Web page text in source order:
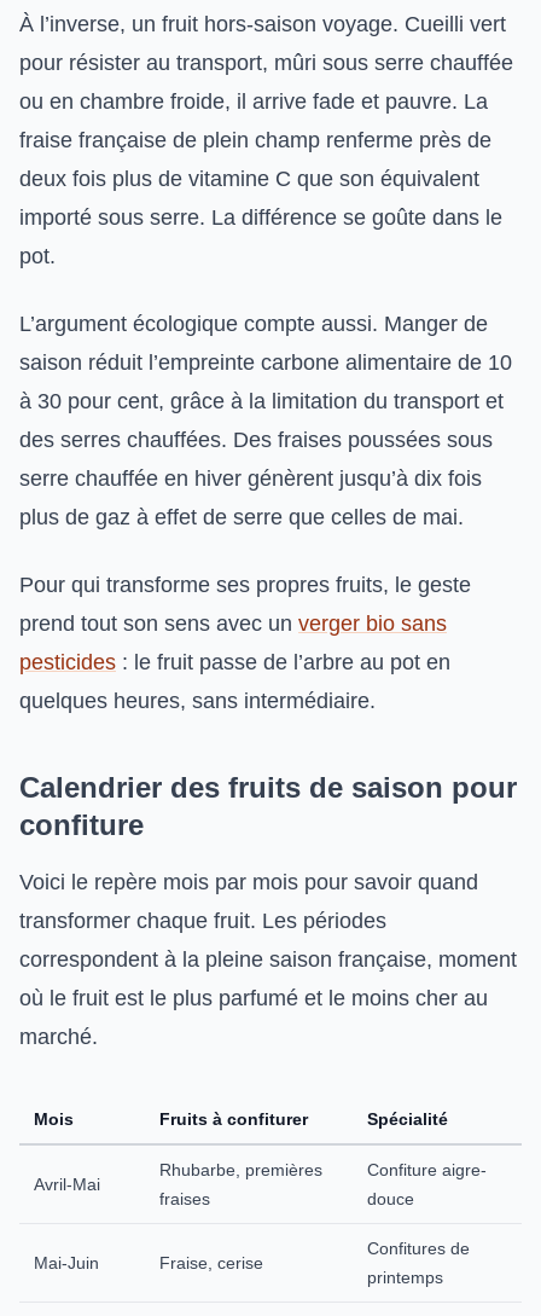
À l’inverse, un fruit hors-saison voyage. Cueilli vert
pour résister au transport, mûri sous serre chauffée
ou en chambre froide, il arrive fade et pauvre. La
fraise française de plein champ renferme près de
deux fois plus de vitamine C que son équivalent
importé sous serre. La différence se goûte dans le
pot.
L’argument écologique compte aussi. Manger de
saison réduit l’empreinte carbone alimentaire de 10
à 30 pour cent, grâce à la limitation du transport et
des serres chauffées. Des fraises poussées sous
serre chauffée en hiver génèrent jusqu’à dix fois
plus de gaz à effet de serre que celles de mai.
Pour qui transforme ses propres fruits, le geste
prend tout son sens avec un verger bio sans
pesticides : le fruit passe de l’arbre au pot en
quelques heures, sans intermédiaire.
Calendrier des fruits de saison pour
confiture
Voici le repère mois par mois pour savoir quand
transformer chaque fruit. Les périodes
correspondent à la pleine saison française, moment
où le fruit est le plus parfumé et le moins cher au
marché.
Mois Fruits à confiturer Spécialité
Avril-Mai
Rhubarbe, premières
fraises
Confiture aigre-
douce
Mai-Juin Fraise, cerise
Confitures de
printemps